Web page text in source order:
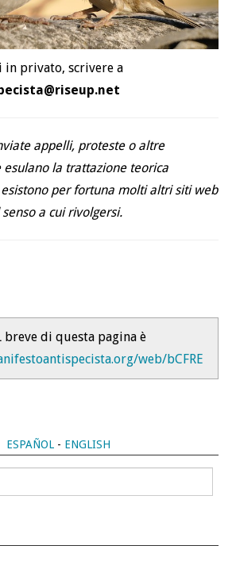
in privato, scrivere a
appelli, proteste o altre
esulano la trattazione teorica
esistono per fortuna molti altri siti web
a cui rivolgersi.
breve di questa pagina è
web/bCFRE
ESPAÑOL- ENGLISH